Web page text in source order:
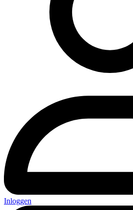
Inloggen